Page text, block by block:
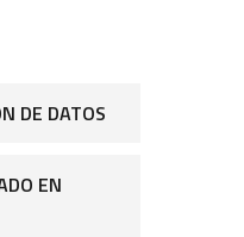
DE DATOS
EN